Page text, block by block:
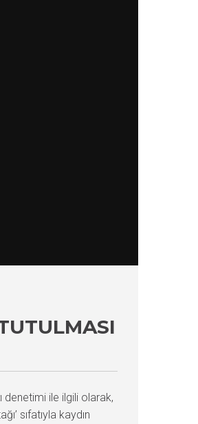
denetimi ile ilgili olarak,
sıfatıyla kaydın